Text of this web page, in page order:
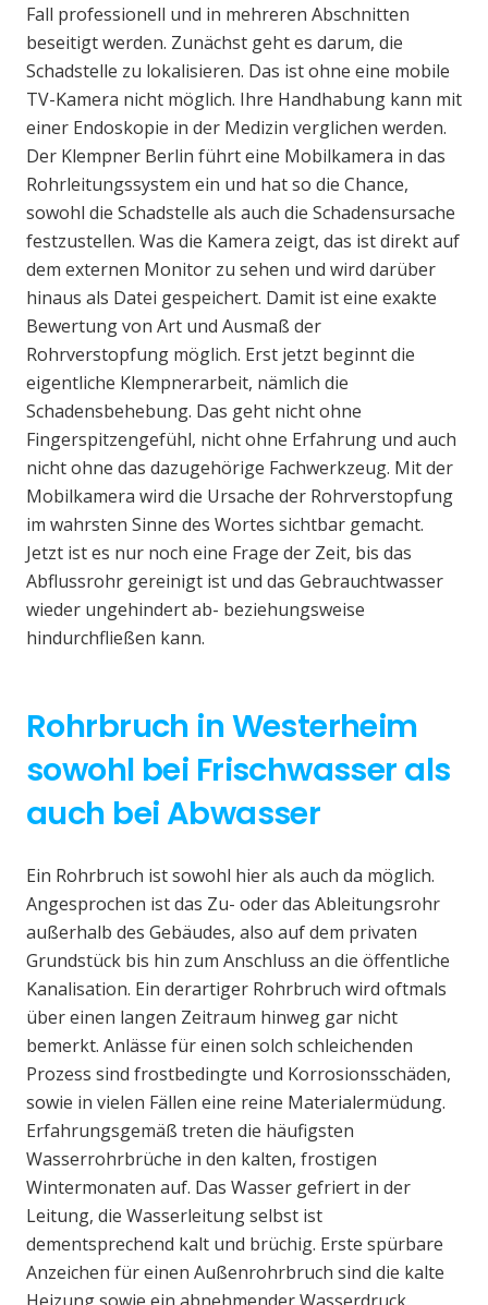
Fall professionell und in mehreren Abschnitten
beseitigt werden. Zunächst geht es darum, die
Schadstelle zu lokalisieren. Das ist ohne eine mobile
TV-Kamera nicht möglich. Ihre Handhabung kann mit
einer Endoskopie in der Medizin verglichen werden.
Der Klempner Berlin führt eine Mobilkamera in das
Rohrleitungssystem ein und hat so die Chance,
sowohl die Schadstelle als auch die Schadensursache
festzustellen. Was die Kamera zeigt, das ist direkt auf
dem externen Monitor zu sehen und wird darüber
hinaus als Datei gespeichert. Damit ist eine exakte
Bewertung von Art und Ausmaß der
Rohrverstopfung möglich. Erst jetzt beginnt die
eigentliche Klempnerarbeit, nämlich die
Schadensbehebung. Das geht nicht ohne
Fingerspitzengefühl, nicht ohne Erfahrung und auch
nicht ohne das dazugehörige Fachwerkzeug. Mit der
Mobilkamera wird die Ursache der Rohrverstopfung
im wahrsten Sinne des Wortes sichtbar gemacht.
Jetzt ist es nur noch eine Frage der Zeit, bis das
Abflussrohr gereinigt ist und das Gebrauchtwasser
wieder ungehindert ab- beziehungsweise
hindurchfließen kann.
Rohrbruch in Westerheim
sowohl bei Frischwasser als
auch bei Abwasser
Ein Rohrbruch ist sowohl hier als auch da möglich.
Angesprochen ist das Zu- oder das Ableitungsrohr
außerhalb des Gebäudes, also auf dem privaten
Grundstück bis hin zum Anschluss an die öffentliche
Kanalisation. Ein derartiger Rohrbruch wird oftmals
über einen langen Zeitraum hinweg gar nicht
bemerkt. Anlässe für einen solch schleichenden
Prozess sind frostbedingte und Korrosionsschäden,
sowie in vielen Fällen eine reine Materialermüdung.
Erfahrungsgemäß treten die häufigsten
Wasserrohrbrüche in den kalten, frostigen
Wintermonaten auf. Das Wasser gefriert in der
Leitung, die Wasserleitung selbst ist
dementsprechend kalt und brüchig. Erste spürbare
Anzeichen für einen Außenrohrbruch sind die kalte